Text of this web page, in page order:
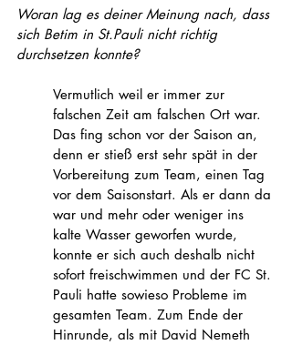
Woran lag es deiner Meinung nach, dass
sich Betim in St.Pauli nicht richtig
durchsetzen konnte?
Vermutlich weil er immer zur
falschen Zeit am falschen Ort war.
Das fing schon vor der Saison an,
denn er stieß erst sehr spät in der
Vorbereitung zum Team, einen Tag
vor dem Saisonstart. Als er dann da
war und mehr oder weniger ins
kalte Wasser geworfen wurde,
konnte er sich auch deshalb nicht
sofort freischwimmen und der FC St.
Pauli hatte sowieso Probleme im
gesamten Team. Zum Ende der
Hinrunde, als mit David Nemeth